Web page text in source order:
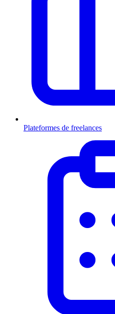
Plateformes de freelances